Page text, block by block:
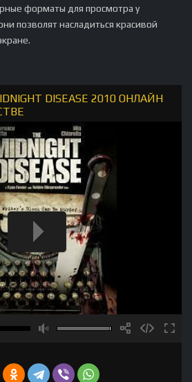
форматы для просмотра у
позволят насладиться красивой
DISEASE 2010 ОНЛАЙН